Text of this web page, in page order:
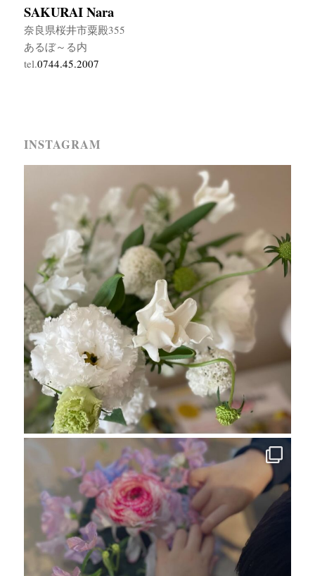
SAKURAI Nara
奈良県桜井市粟殿355
あるぼ～る内
tel.0744.45.2007
INSTAGRAM